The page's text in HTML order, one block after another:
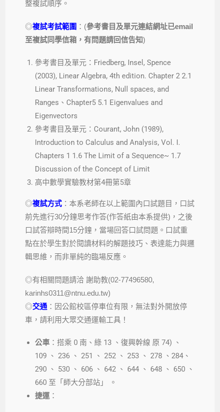
整複試順序。
◎複試考試範圍 ：(參考書目及單元連結網址已email
至複試同學信箱，有問題請回信告知)
參考書目及單元：Friedberg, Insel, Spence
(2003), Linear Algebra, 4th edition. Chapter 2 2.1
Linear Transformations, Null spaces, and
Ranges、Chapter5 5.1 Eigenvalues and
Eigenvectors
參考書目及單元：Courant, John (1989),
Introduction to Calculus and Analysis, Vol. I.
Chapters 1 1.6 The Limit of a Sequence~ 1.7
Discussion of the Concept of Limit
高中數學實驗教材第4冊第5章
◎複試方式 ：本系老師在以上範圍內口試題目，口試
前先進行30分鐘思考作答(作答紙由本系提供)，之後
口試答辯時間15分鐘，當場回答口試問題。口試重
點在於學生對於閱讀材料的解題技巧、表達能力與邏
輯思維，而非單純的臨場反應。
◎有相關問題請洽 謝助教(02-77496580,
karinhs0311@ntnu.edu.tw)
◎交通 ：因公館校區停車位有限，無法對外開放停
車，請利用大眾交通運輸工具！
公車 ：搭乘 0 南、綠 13 、復興幹線 原 74) 、
109 、 236 、 251 、 252 、 253 、 278 、284、
290 、 530 、 606 、 642 、 644 、 648 、 650 、
660 至「師大分部站」 。
捷運 ：